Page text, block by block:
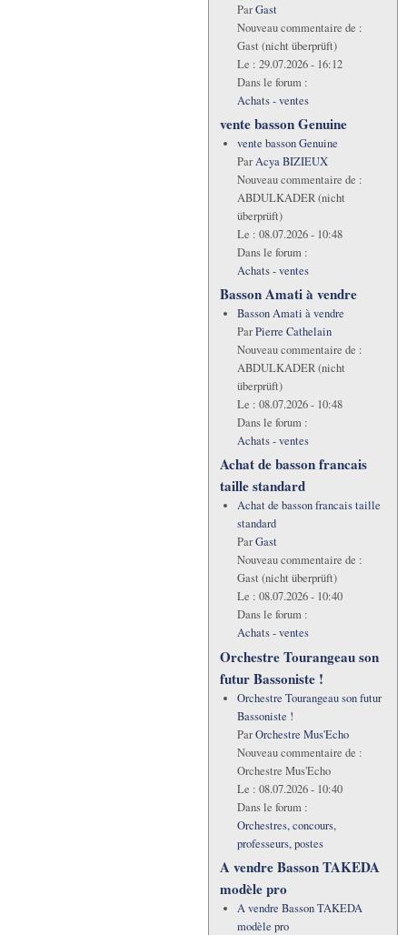
ParGast
Nouveau commentaire de :
Gast (nicht überprüft)
Le : 29.07.2026 - 16:12
Dans le forum :
Achats - ventes
vente basson Genuine
vente basson Genuine
ParAcya BIZIEUX
Nouveau commentaire de :
ABDULKADER (nicht
überprüft)
Le : 08.07.2026 - 10:48
Dans le forum :
Achats - ventes
Basson Amati à vendre
Basson Amati à vendre
ParPierre Cathelain
Nouveau commentaire de :
ABDULKADER (nicht
überprüft)
Le : 08.07.2026 - 10:48
Dans le forum :
Achats - ventes
Achat de basson francais
taille standard
Achat de basson francais taille
standard
ParGast
Nouveau commentaire de :
Gast (nicht überprüft)
Le : 08.07.2026 - 10:40
Dans le forum :
Achats - ventes
Orchestre Tourangeau son
futur Bassoniste !
Orchestre Tourangeau son futur
Bassoniste !
ParOrchestre Mus'Echo
Nouveau commentaire de :
Orchestre Mus'Echo
Le : 08.07.2026 - 10:40
Dans le forum :
Orchestres, concours,
professeurs, postes
A vendre Basson TAKEDA
modèle pro
A vendre Basson TAKEDA
modèle pro